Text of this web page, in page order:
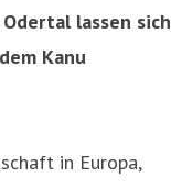
lassen sich
Kanu
in Europa,